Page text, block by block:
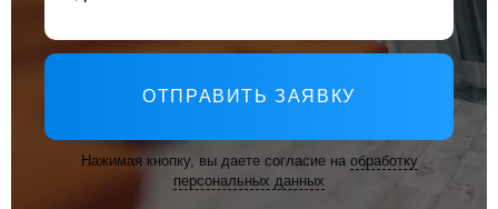
ОТПРАВИТЬ ЗАЯВКУ
Нажимая кнопку, вы даете согласие на обработку
персональных данных